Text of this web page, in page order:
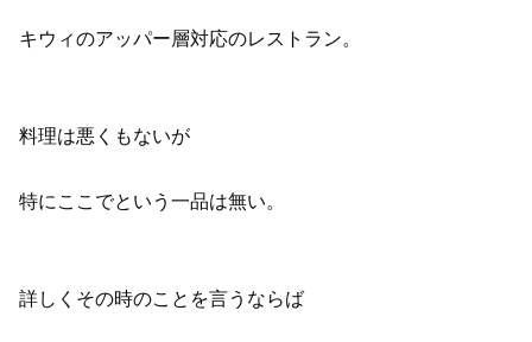
キウィのアッパー層対応のレストラン。
料理は悪くもないが
特にここでという一品は無い。
詳しくその時のことを言うならば